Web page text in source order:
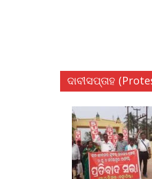
ଦାବୀସପ୍ତାହ